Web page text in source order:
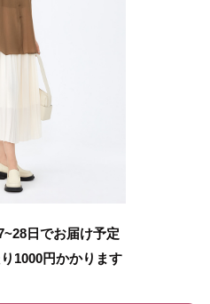
日でお届け予定
1000円かかります